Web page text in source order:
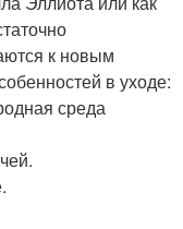
к новым
в уходе:
среда